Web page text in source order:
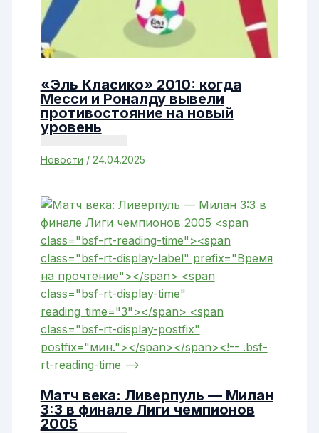
«Эль Класико» 2010: когда
Месси и Роналду вывели
противостояние на новый
уровень
Новости / 24.04.2025
Матч века: Ливерпуль — Милан
3:3 в финале Лиги чемпионов
2005